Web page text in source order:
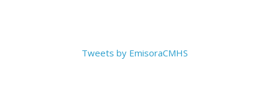
Tweets by EmisoraCMHS